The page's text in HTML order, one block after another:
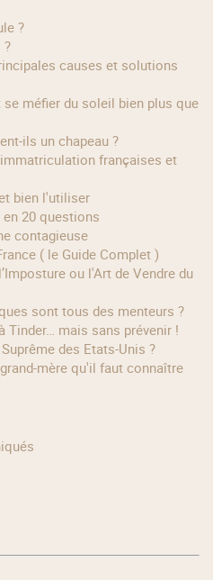
?
?
un chapeau ?
bien l'utiliser
en 20 questions
contagieuse
( le Guide Complet )
sont tous des menteurs ?
Tinder… mais sans prévenir !
des Etats-Unis ?